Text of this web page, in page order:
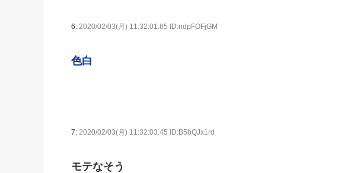
6: 2020/02/03(月) 11:32:01.65 ID:ndpFOFjGM
色白
7: 2020/02/03(月) 11:32:03.45 ID:B5bQJx1rd
モテなそう